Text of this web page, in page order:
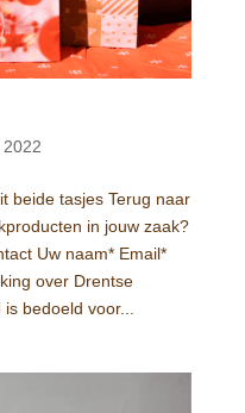
2022
beide tasjes Terug naar
in jouw zaak?
Uw naam* Email*
over Drentse
bedoeld voor...